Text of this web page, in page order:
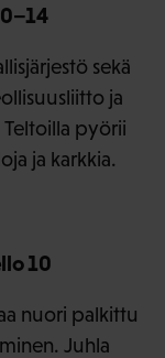
sekä
ja
pyörii
ja karkkia.
10
nuori palkittu
Juhla